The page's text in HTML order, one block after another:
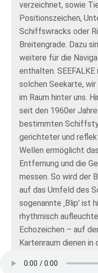
verzeichnet, sowie
Positionszeichen,
Schiffswracks oder
Breitengrade. Dazu
weitere für die
enthalten.
solchen Seekarte,
im Raum hinter uns.
seit den 1960er
bestimmten
gerichteter und
Wellen ermöglicht
Entfernung und die
messen. So wird der
auf das Umfeld des
sogenannte ‚Blip’ ist
rhythmisch
Echozeichen – auf
Kartenraum dienen in
Um auf alle